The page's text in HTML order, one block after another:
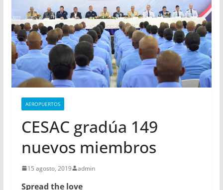
AEROPUERTOS
CESAC gradúa 149
nuevos miembros
15 agosto, 2019 admin
Spread the love